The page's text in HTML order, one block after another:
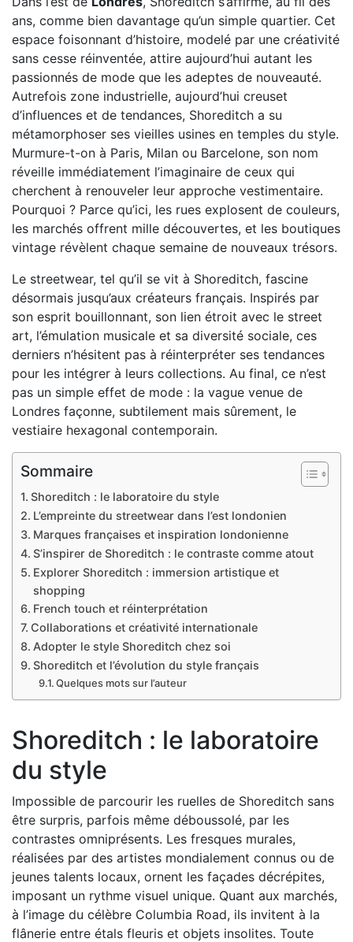
ans, comme bien davantage qu’un simple quartier. Cet
espace foisonnant d’histoire, modelé par une créativité
sans cesse réinventée, attire aujourd’hui autant les
passionnés de mode que les adeptes de nouveauté.
Autrefois zone industrielle, aujourd’hui creuset
d’influences et de tendances, Shoreditch a su
métamorphoser ses vieilles usines en temples du style.
Murmure-t-on à Paris, Milan ou Barcelone, son nom
réveille immédiatement l’imaginaire de ceux qui
cherchent à renouveler leur approche vestimentaire.
Pourquoi ? Parce qu’ici, les rues explosent de couleurs,
les marchés offrent mille découvertes, et les boutiques
vintage révèlent chaque semaine de nouveaux trésors.
Le streetwear, tel qu’il se vit à Shoreditch, fascine
désormais jusqu’aux créateurs français. Inspirés par
son esprit bouillonnant, son lien étroit avec le street
art, l’émulation musicale et sa diversité sociale, ces
derniers n’hésitent pas à réinterpréter ses tendances
pour les intégrer à leurs collections. Au final, ce n’est
pas un simple effet de mode : la vague venue de
Londres façonne, subtilement mais sûrement, le
vestiaire hexagonal contemporain.
Sommaire
Shoreditch : le laboratoire du style
L’empreinte du streetwear dans l’est londonien
Marques françaises et inspiration londonienne
S’inspirer de Shoreditch : le contraste comme atout
Explorer Shoreditch : immersion artistique et
shopping
French touch et réinterprétation
Collaborations et créativité internationale
Adopter le style Shoreditch chez soi
Shoreditch et l’évolution du style français
Quelques mots sur l’auteur
Shoreditch : le laboratoire
du style
Impossible de parcourir les ruelles de Shoreditch sans
être surpris, parfois même déboussolé, par les
contrastes omniprésents. Les fresques murales,
réalisées par des artistes mondialement connus ou de
jeunes talents locaux, ornent les façades décrépites,
imposant un rythme visuel unique. Quant aux marchés,
à l’image du célèbre Columbia Road, ils invitent à la
flânerie entre étals fleuris et objets insolites. Toute